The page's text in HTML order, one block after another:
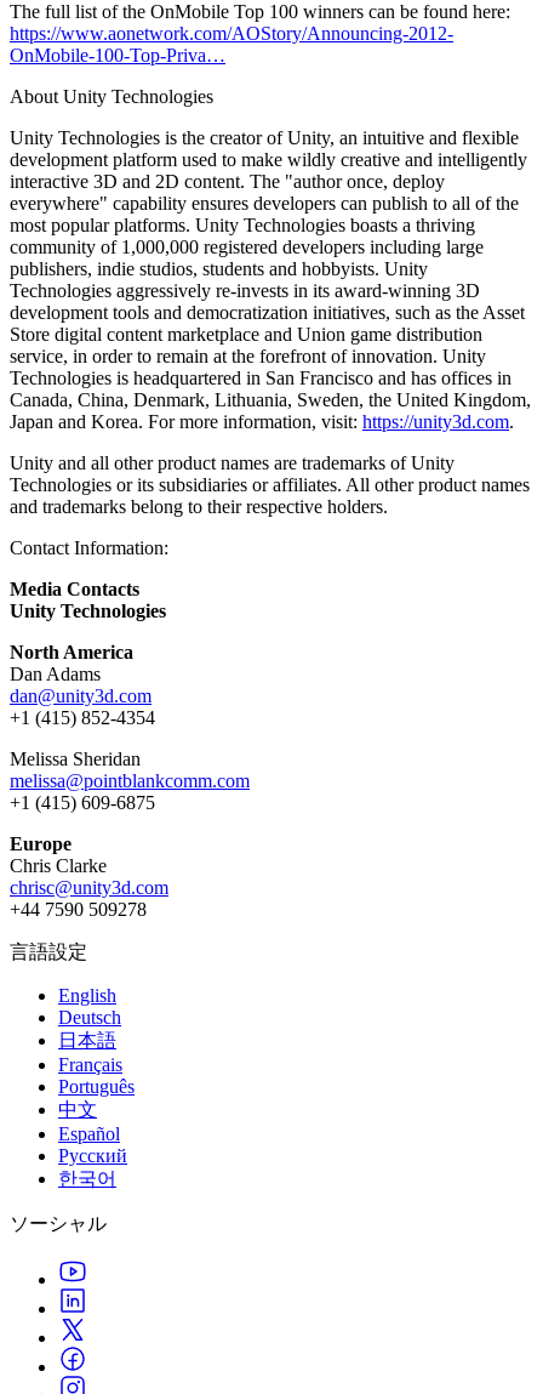
The full list of the OnMobile Top 100 winners can be found here:
https://www.aonetwork.com/AOStory/Announcing-2012-
OnMobile-100-Top-Priva…
About Unity Technologies
Unity Technologies is the creator of Unity, an intuitive and flexible
development platform used to make wildly creative and intelligently
interactive 3D and 2D content. The "author once, deploy
everywhere" capability ensures developers can publish to all of the
most popular platforms. Unity Technologies boasts a thriving
community of 1,000,000 registered developers including large
publishers, indie studios, students and hobbyists. Unity
Technologies aggressively re-invests in its award-winning 3D
development tools and democratization initiatives, such as the Asset
Store digital content marketplace and Union game distribution
service, in order to remain at the forefront of innovation. Unity
Technologies is headquartered in San Francisco and has offices in
Canada, China, Denmark, Lithuania, Sweden, the United Kingdom,
Japan and Korea. For more information, visit: https://unity3d.com.
Unity and all other product names are trademarks of Unity
Technologies or its subsidiaries or affiliates. All other product names
and trademarks belong to their respective holders.
Contact Information:
Media Contacts
Unity Technologies
North America
Dan Adams
dan@unity3d.com
+1 (415) 852-4354
Melissa Sheridan
melissa@pointblankcomm.com
+1 (415) 609-6875
Europe
Chris Clarke
chrisc@unity3d.com
+44 7590 509278
言語設定
English
Deutsch
日本語
Français
Português
中文
Español
Русский
한국어
ソーシャル